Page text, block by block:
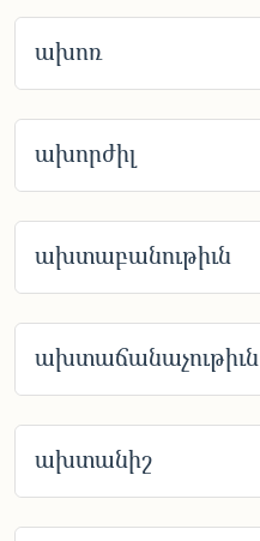
ախոռ
ախորժիլ
ախտաբանութիւն
ախտաճանաչութիւն
ախտանիշ